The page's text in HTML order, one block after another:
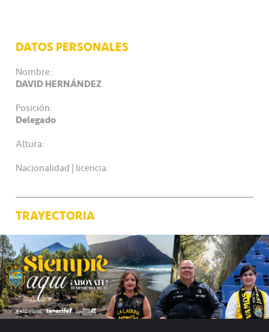
DATOS PERSONALES
Nombre:
DAVID HERNÁNDEZ
Posición:
Delegado
Altura:
Nacionalidad | licencia:
TRAYECTORIA